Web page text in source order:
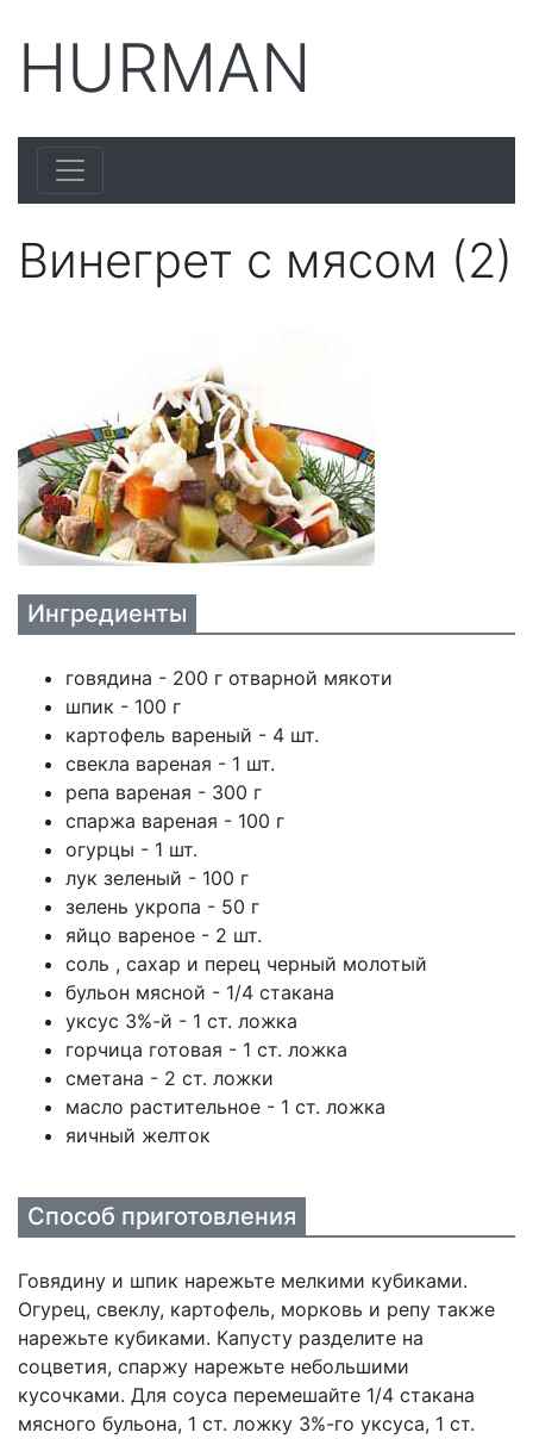
HURMAN
Винегрет с мясом (2)
Ингредиенты
говядина - 200 г отварной мякоти
шпик - 100 г
картофель вареный - 4 шт.
свекла вареная - 1 шт.
репа вареная - 300 г
спаржа вареная - 100 г
огурцы - 1 шт.
лук зеленый - 100 г
зелень укропа - 50 г
яйцо вареное - 2 шт.
соль , сахар и перец черный молотый
бульон мясной - 1/4 стакана
уксус 3%-й - 1 ст. ложка
горчица готовая - 1 ст. ложка
сметана - 2 ст. ложки
масло растительное - 1 ст. ложка
яичный желток
Способ приготовления
Говядину и шпик нарежьте мелкими кубиками.
Огурец, свеклу, картофель, морковь и репу также
нарежьте кубиками. Капусту разделите на
соцветия, спаржу нарежьте небольшими
кусочками. Для соуса перемешайте 1/4 стакана
мясного бульона, 1 ст. ложку 3%-го уксуса, 1 ст.